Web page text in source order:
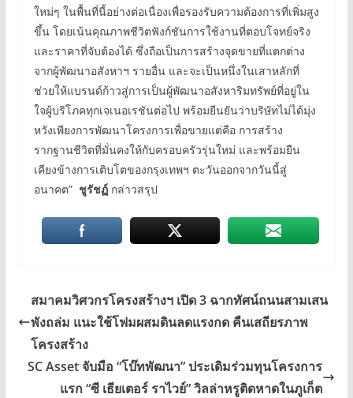
ใหม่ๆ ในพื้นที่นี้อย่างต่อเนื่องเพื่อรองรับความต้องการที่เพิ่มสูง
ขึ้น โดยเน้นคุณภาพชีวิตฟังก์ชันการใช้งานที่ตอบโจทย์จริง
และราคาที่จับต้องได้ ซึ่งถือเป็นการสร้างจุดขายที่แตกต่าง
จากผู้พัฒนาอสังหาฯ รายอื่น และจะเป็นหนึ่งในเสาหลักที่
ช่วยให้แบรนด์ก้าวสู่การเป็นผู้พัฒนาอสังหาริมทรัพย์ที่อยู่ใน
ใจผู้บริโภคทุกเจเนอเรชันต่อไป พร้อมยืนยันว่าบริษัทไม่ได้มุ่ง
หวังเพียงการพัฒนาโครงการเพื่อขายแต่คือ การสร้าง
รากฐานชีวิตที่มั่นคงให้กับครอบครัวรุ่นใหม่ และพร้อมยืน
เคียงข้างการเติบโตของกรุงเทพฯ ตะวันออกจากวันนี้สู่
อนาคต” ชูรัชฏ์ กล่าวสรุป
สมาคมวิศวกรโครงสร้างฯ เปิด 3 ฉากทัศน์ถนนสามเสน
พังถล่ม แนะใช้โฟมผสมดินลดแรงกด คืนเสถียรภาพ
โครงสร้าง
SC Asset จับมือ “โบ๊ทพัฒนา” ประเดิมร่วมทุนโครงการ
แรก “ซี เธียเตอร์ ราไวย์” วิลล่าหรูติดหาดในภูเก็ต